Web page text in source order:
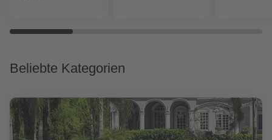
Beliebte Kategorien